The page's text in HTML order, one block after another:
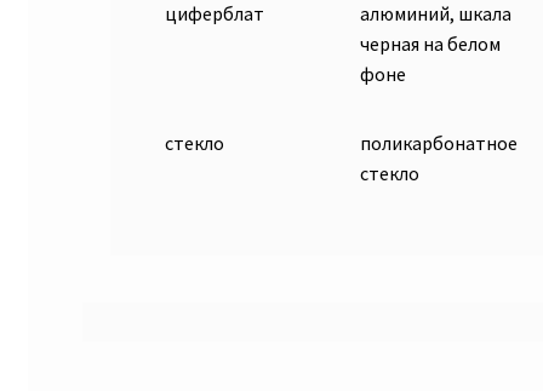
циферблат
алюминий, шкала
черная на белом
фоне
стекло
поликарбонатное
стекло